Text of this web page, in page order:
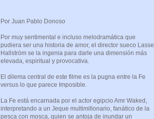
Por Juan Pablo Donoso
Por muy sentimental e incluso melodramática que
pudiera ser una historia de amor, el director sueco Lasse
Hallström se la ingenia para darle una dimensión más
elevada, espiritual y provocativa.
El dilema central de este filme es la pugna entre la Fe
versus lo que parece Imposible.
La Fe está encarnada por el actor egipcio Amr Waked,
interpretando a un Jeque multimillonario, fanático de la
pesca con mosca, quien se antoja de inundar un